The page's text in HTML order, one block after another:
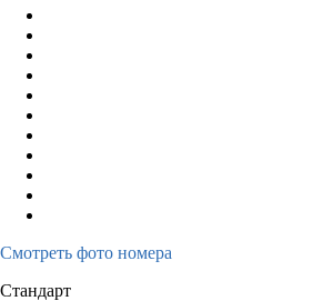
Смотреть фото номера
Стандарт